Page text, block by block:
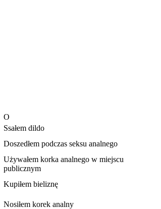
O
Ssałem dildo
Doszedłem podczas seksu analnego
Używałem korka analnego w miejscu
publicznym
Kupiłem bieliznę
Nosiłem korek analny